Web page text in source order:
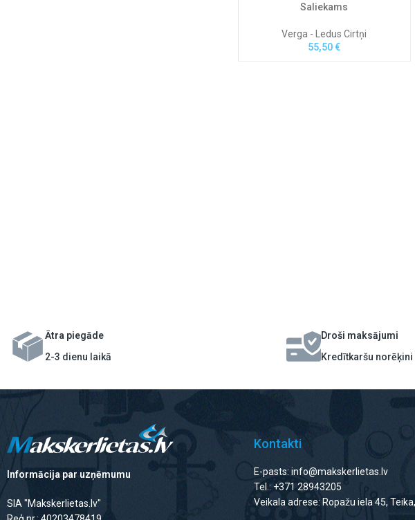
Saliekams
Verga - Ledus Cirtņi
55,50€
Ātra piegāde
2-3 dienu laikā
Droši maksājumi
Kredītkaršu norēķini
Informācija par uzņēmumu
SIA "Makskerlietas.lv"
Kontakti
E-pasts: info@makskerlietas.lv
Tel.: +371 28943205
Veikala adrese: Ropažu iela 45,